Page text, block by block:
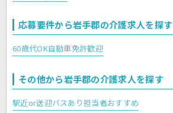
応募要件から岩手郡の介護求人を探す
60歳代OK自動車免許歓迎
その他から岩手郡の介護求人を探す
駅近or送迎バスあり担当者おすすめ